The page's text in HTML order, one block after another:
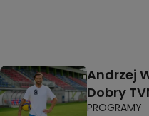
Andrzej
Dobry
PROGRAMY